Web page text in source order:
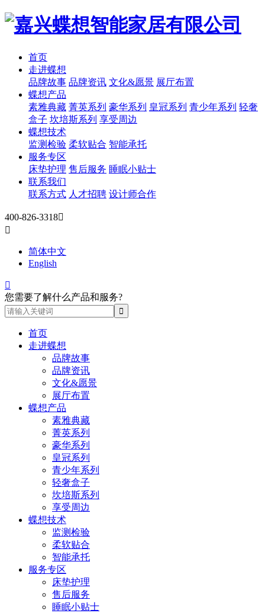
首页
走进蝶想
品牌故事 品牌资讯 文化&愿景 展厅布置
蝶想产品
素雅典藏 菁英系列 豪华系列 皇冠系列 青少年系列 轻奢
盒子 坎培斯系列 享受周边
蝶想技术
监测检验 柔软贴合 智能承托
服务专区
床垫护理 售后服务 睡眠小贴士
联系我们
联系方式 人才招聘 设计师合作
400-826-3318

简体中文
English

您需要了解什么产品和服务?
首页
走进蝶想
品牌故事
品牌资讯
文化&愿景
展厅布置
蝶想产品
素雅典藏
菁英系列
豪华系列
皇冠系列
青少年系列
轻奢盒子
坎培斯系列
享受周边
蝶想技术
监测检验
柔软贴合
智能承托
服务专区
床垫护理
售后服务
睡眠小贴士